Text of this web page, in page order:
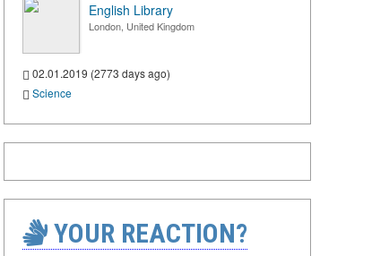
English Library
London, United Kingdom
02.01.2019 (2773 days ago)
Science
YOUR REACTION?